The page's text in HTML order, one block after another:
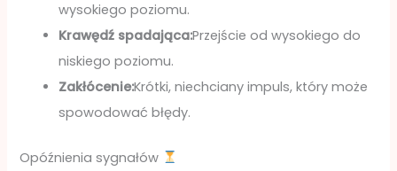
wysokiego poziomu.
Krawędź spadająca:Przejście od wysokiego do
niskiego poziomu.
Zakłócenie:Krótki, niechciany impuls, który może
spowodować błędy.
Opóźnienia sygnałów